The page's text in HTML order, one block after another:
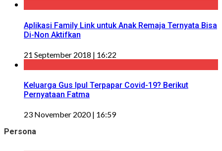
Aplikasi Family Link untuk Anak Remaja Ternyata Bisa
Di-Non Aktifkan
21 September 2018 | 16:22
Keluarga Gus Ipul Terpapar Covid-19? Berikut
Pernyataan Fatma
23 November 2020 | 16:59
Persona